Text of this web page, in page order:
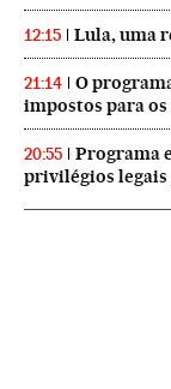
12:15 Lula, uma
21:14
O
impostos para
20:55
Programa
privilégios legais